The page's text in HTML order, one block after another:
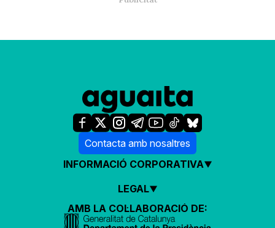
Contacta amb nosaltres
INFORMACIÓ CORPORATIVA
LEGAL
AMB LA COL·LABORACIÓ DE: